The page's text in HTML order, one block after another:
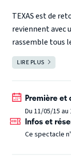
TEXAS est de
reviennent avec
rassemble tous
incomparable.
LIRE PLUS
Première et
Du 11/05/15
Infos et
Ce spectacle